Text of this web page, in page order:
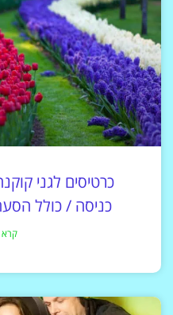
כרטיסים לגני
כניסה / כולל
קרא